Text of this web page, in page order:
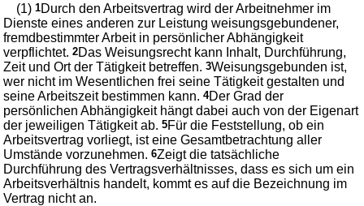
Buch 2 Recht der Schuldverhältnisse
Abschnitt 8 Einzelne Schuldverhältnisse
Titel 8 Dienstvertrag und ähnliche Verträge
Untertitel 1 Dienstvertrag *)
(1)1Durch den Arbeitsvertrag wird der Arbeitnehmer im
Dienste eines anderen zur Leistung weisungsgebundener,
fremdbestimmter Arbeit in persönlicher Abhängigkeit
verpflichtet.2Das Weisungsrecht kann Inhalt, Durchführung,
Zeit und Ort der Tätigkeit betreffen.3Weisungsgebunden ist,
wer nicht im Wesentlichen frei seine Tätigkeit gestalten und
seine Arbeitszeit bestimmen kann.4Der Grad der
persönlichen Abhängigkeit hängt dabei auch von der Eigenart
der jeweiligen Tätigkeit ab.5Für die Feststellung, ob ein
Arbeitsvertrag vorliegt, ist eine Gesamtbetrachtung aller
Umstände vorzunehmen.6Zeigt die tatsächliche
Durchführung des Vertragsverhältnisses, dass es sich um ein
Arbeitsverhältnis handelt, kommt es auf die Bezeichnung im
Vertrag nicht an.